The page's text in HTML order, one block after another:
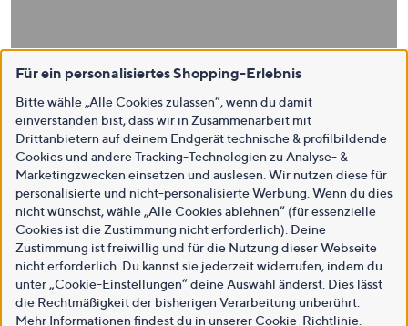
Für ein personalisiertes Shopping-Erlebnis
Bitte wähle „Alle Cookies zulassen“, wenn du damit
einverstanden bist, dass wir in Zusammenarbeit mit
Drittanbietern auf deinem Endgerät technische & profilbildende
Cookies und andere Tracking-Technologien zu Analyse- &
Marketingzwecken einsetzen und auslesen. Wir nutzen diese für
personalisierte und nicht-personalisierte Werbung. Wenn du dies
nicht wünschst, wähle „Alle Cookies ablehnen“ (für essenzielle
Cookies ist die Zustimmung nicht erforderlich). Deine
Zustimmung ist freiwillig und für die Nutzung dieser Webseite
nicht erforderlich. Du kannst sie jederzeit widerrufen, indem du
unter „Cookie-Einstellungen“ deine Auswahl änderst. Dies lässt
die Rechtmäßigkeit der bisherigen Verarbeitung unberührt.
Mehr Informationen findest du in unsererCookie-Richtlinie